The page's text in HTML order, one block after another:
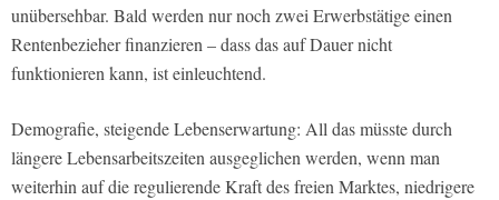
unübersehbar. Bald werden nur noch zwei Erwerbstätige einen
Rentenbezieher finanzieren – dass das auf Dauer nicht
funktionieren kann, ist einleuchtend.
Demografie, steigende Lebenserwartung: All das müsste durch
längere Lebensarbeitszeiten ausgeglichen werden, wenn man
weiterhin auf die regulierende Kraft des freien Marktes, niedrigere